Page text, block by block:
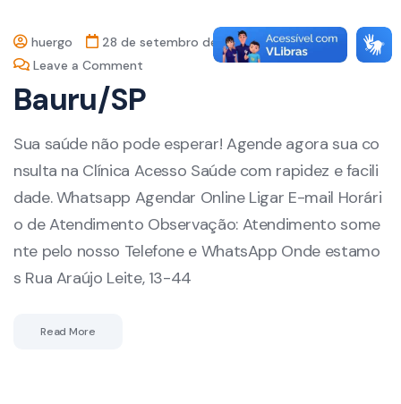
huergo
28 de setembro de 2024
Leave a Comment
Bauru/SP
Sua saúde não pode esperar! Agende agora sua co
nsulta na Clínica Acesso Saúde com rapidez e facili
dade. Whatsapp Agendar Online Ligar E-mail Horári
o de Atendimento Observação: Atendimento some
nte pelo nosso Telefone e WhatsApp Onde estamo
s Rua Araújo Leite, 13-44
Read More